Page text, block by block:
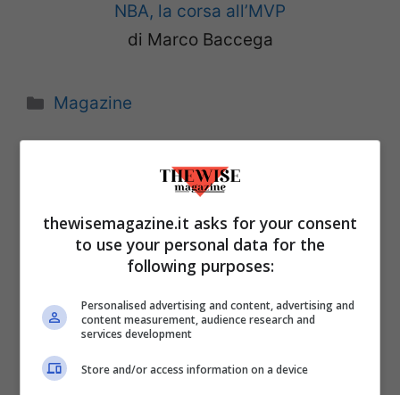
NBA, la corsa all’MVP
di Marco Baccega
Categorie
Magazine
thewisemagazine.it asks for your consent
to use your personal data for the
following purposes:
Personalised advertising and content, advertising and
content measurement, audience research and
services development
Store and/or access information on a device